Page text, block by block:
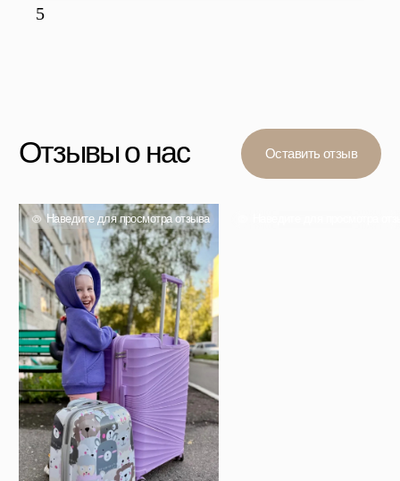
Проверенный выбор тысяч покупателей
Вас также могут
заинтересовать